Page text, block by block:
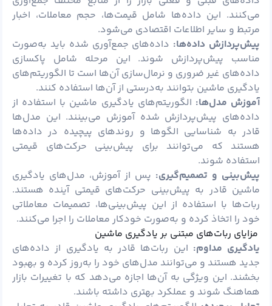
می‌کنند. این داده‌ها شامل قیمت‌ها، حجم معاملات، اخبار
مرتبط و سایر اطلاعات اقتصادی می‌شود.
پیش‌پردازش داده‌ها: داده‌های جمع‌آوری شده باید به‌صورت
مناسب پیش‌پردازش شوند. این مرحله شامل پاکسازی
داده‌های غیر ضروری و نرمال‌سازی آن‌ها است تا الگوریتم‌های
یادگیری ماشین بتوانند به‌درستی از آن‌ها استفاده کنند.
آموزش مدل‌ها: الگوریتم‌های یادگیری ماشین با استفاده از
داده‌های پیش‌پردازش شده آموزش می‌بینند. این مدل‌ها
قادر به شناسایی الگوها و روندهای پیچیده در داده‌ها
هستند که می‌توانند برای پیش‌بینی حرکت‌های قیمتی
استفاده شوند.
پیش‌بینی و تصمیم‌گیری: پس از آموزش، مدل‌های یادگیری
ماشین قادر به پیش‌بینی حرکت‌های قیمتی آینده هستند.
ربات‌ها با استفاده از این پیش‌بینی‌ها، تصمیمات معاملاتی
خود را اتخاذ کرده و به‌صورت خودکار معاملات را اجرا می‌کنند.
مزایای ربات‌های مبتنی بر یادگیری ماشین
یادگیری مداوم: این ربات‌ها قادر به یادگیری از داده‌های
جدید هستند و می‌توانند مدل‌های خود را به‌روز کرده و بهبود
بخشند. این ویژگی به آن‌ها اجازه می‌دهد که با تغییرات بازار
هماهنگ شوند و عملکرد بهتری داشته باشند.